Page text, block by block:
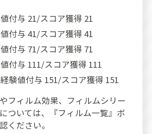
付与 21/スコア獲得 21
付与 41/スコア獲得 41
付与 71/スコア獲得 71
付与 111/スコア獲得 111
験値付与 151/スコア獲得 151
フィルム効果、フィルムシリー
ついては、『フィルム一覧』ボ
ください。